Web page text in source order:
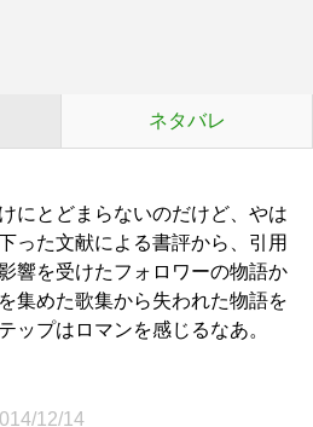
ネタバレ
にとどまらないのだけど、やは
った文献による書評から、引用
響を受けたフォロワーの物語か
集めた歌集から失われた物語を
ップはロマンを感じるなあ。
12/14